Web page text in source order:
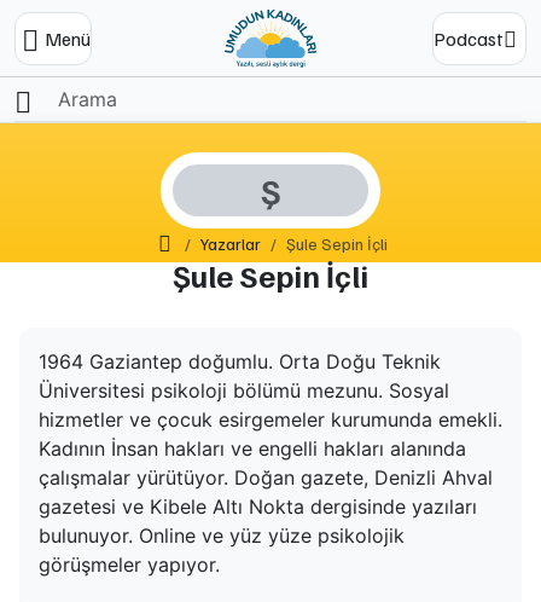
Menü Podcast
Ş
Ana SayfaYazarlar Şule Sepin İçli
Şule Sepin İçli
1964 Gaziantep doğumlu. Orta Doğu Teknik
Üniversitesi psikoloji bölümü mezunu. Sosyal
hizmetler ve çocuk esirgemeler kurumunda emekli.
Kadının İnsan hakları ve engelli hakları alanında
çalışmalar yürütüyor. Doğan gazete, Denizli Ahval
gazetesi ve Kibele Altı Nokta dergisinde yazıları
bulunuyor. Online ve yüz yüze psikolojik
görüşmeler yapıyor.